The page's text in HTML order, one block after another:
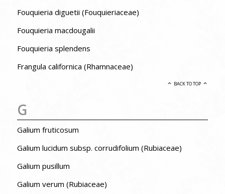
Fouquieria diguetii (Fouquieriaceae)
Fouquieria macdougalii
Fouquieria splendens
Frangula californica (Rhamnaceae)
BACK TO TOP
G
Galium fruticosum
Galium lucidum subsp. corrudifolium (Rubiaceae)
Galium pusillum
Galium verum (Rubiaceae)